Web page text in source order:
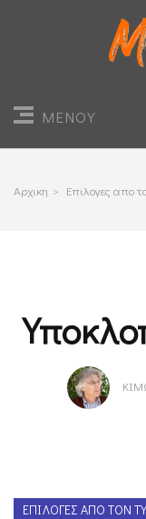
ΜΕΝΟΥ
Αρχικη > Επιλογες απο
ΕΠΙΛΟΓΈΣ ΑΠΌ ΤΟΝ